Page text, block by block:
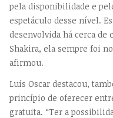
pela disponibilidade e
espetáculo desse nível.
desenvolvida há cerca de
Shakira, ela sempre foi
afirmou.
Luís Oscar destacou,
princípio de oferecer
gratuita. “Ter a